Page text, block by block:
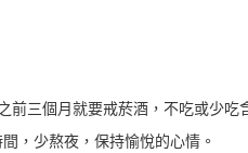
前三個月就要戒菸酒，不吃或少
，少熬夜，保持愉悅的心情。